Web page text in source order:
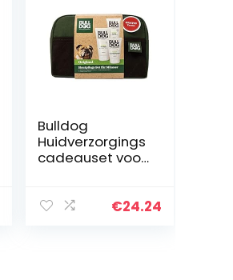
Bulldog
Huidverzorgings
cadeauset voor
€24.24